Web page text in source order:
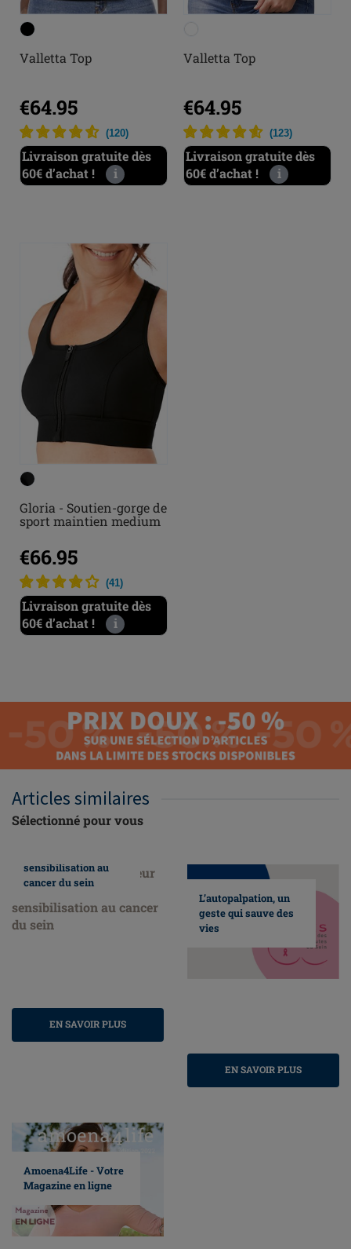
Valletta Top
€64.95
(120)
Livraison gratuite dès
60€ d’achat !
i
Valletta Top
€64.95
(123)
Livraison gratuite dès
60€ d’achat !
i
Gloria - Soutien-gorge de
sport maintien medium
€66.95
(41)
Livraison gratuite dès
60€ d’achat !
i
Articles similaires
Sélectionné pour vous
sensibilisation au
cancer du sein
EN SAVOIR PLUS
L’autopalpation, un
geste qui sauve des
vies
EN SAVOIR PLUS
Amoena4Life - Votre
Magazine en ligne